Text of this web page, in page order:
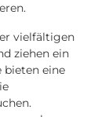
vielfältigen
ziehen ein
bieten eine